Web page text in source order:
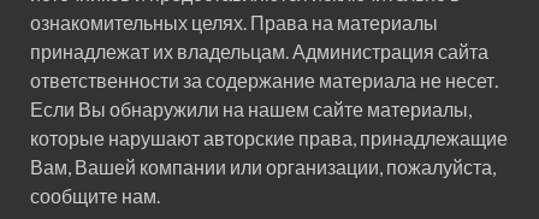
ознакомительных целях. Права на материалы
принадлежат их владельцам. Администрация сайта
ответственности за содержание материала не несет.
Если Вы обнаружили на нашем сайте материалы,
которые нарушают авторские права, принадлежащие
Вам, Вашей компании или организации, пожалуйста,
сообщите нам.